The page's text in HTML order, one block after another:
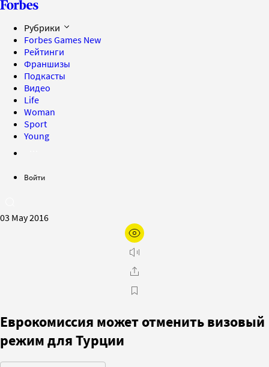
Рубрики
Forbes Games New
Рейтинги
Франшизы
Подкасты
Видео
Life
Woman
Sport
Young
Войти
03 May 2016
Еврокомиссия может отменить визовый
режим для Турции